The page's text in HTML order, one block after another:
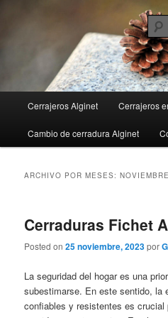
secundario
principal
Cerrajeros Alginet Cerrajeros
Cambio de cerradura Alginet
ARCHIVO POR MESES:
Cerraduras Fichet
Posted on25 noviembre, 2023por
La seguridad del hogar es una
subestimarse. En este sentido, la
confiables y resistentes es crucial